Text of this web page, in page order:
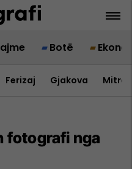
Botë
Ferizaj Gjakova
fotografi nga